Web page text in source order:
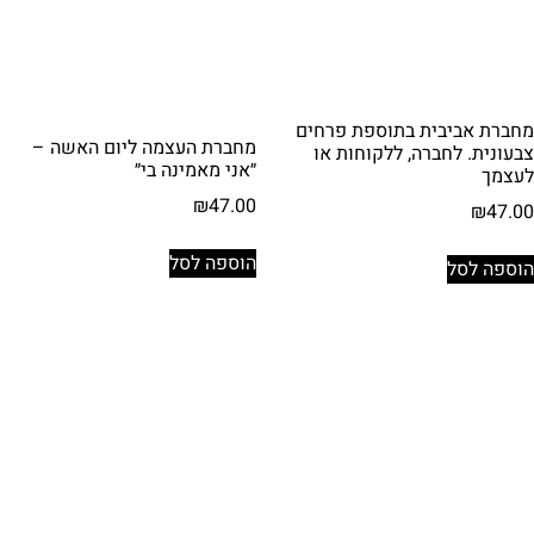
מחברת אביבית בתוספת פרחים
צבעונית. לחברה, ללקוחות או
לעצמך
₪47.00
הוספה לסל
מחברת העצמה ליום האשה –
״אני מאמינה בי״
₪47.00
הוספה לסל